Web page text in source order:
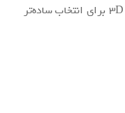
STO، امکان استفاده از فناوری 3D Touch برای انتخاب ساده‌تر